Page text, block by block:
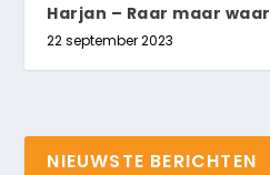
Harjan – Raar maar waar
22 september 2023
NIEUWSTE BERICHTEN